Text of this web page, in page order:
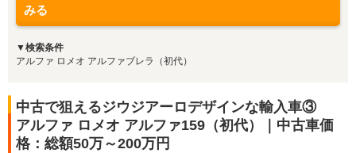
みる
▼検索条件
アルファ ロメオ アルファブレラ（初代）
中古で狙えるジウジアーロデザインな輸入車③
アルファ ロメオ アルファ159（初代）｜中古車価
格：総額50万～200万円